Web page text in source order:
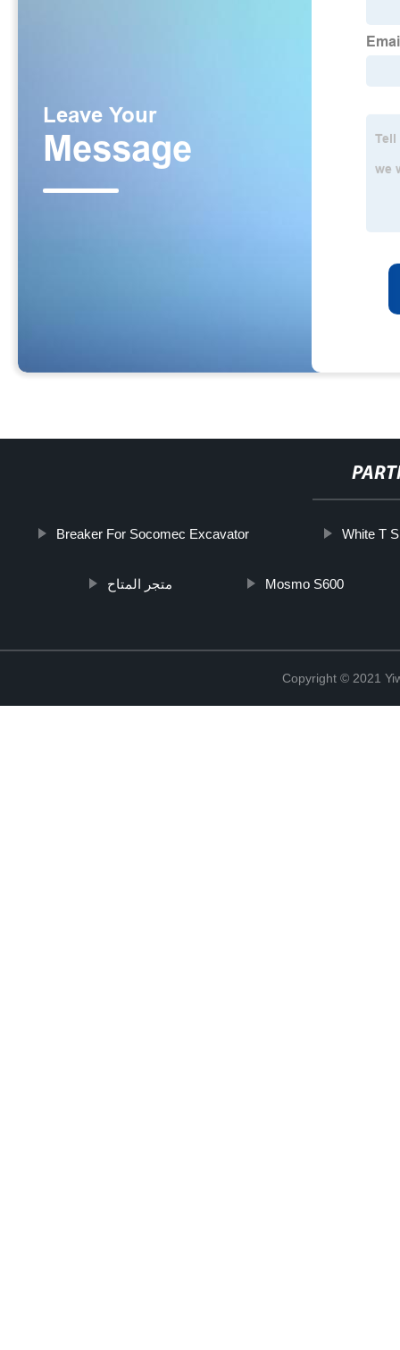
Breaker For Socomec Excavator White T
متجر المتاح Mosmo S600
Copyright © 2021